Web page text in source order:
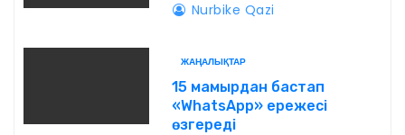
Nurbike Qazi
ЖАҢАЛЫҚТАР
15 мамырдан бастап
«WhatsApp» ережесі
өзгереді